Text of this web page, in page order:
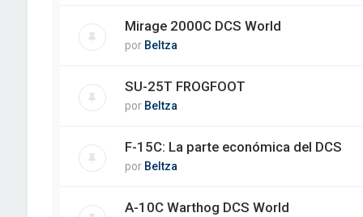
Mirage 2000C DCS World
por Beltza
SU-25T FROGFOOT
por Beltza
F-15C: La parte económica del DCS
por Beltza
A-10C Warthog DCS World